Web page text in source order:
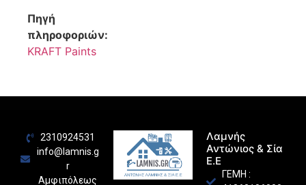
Πηγή
πληροφοριών:
KRAFT Paints
2310924531
info@lamnis.g
r
Αμφιπόλεως
Λαμνής
Αντώνιος & Σία
Ε.Ε
ΓΕΜΗ :